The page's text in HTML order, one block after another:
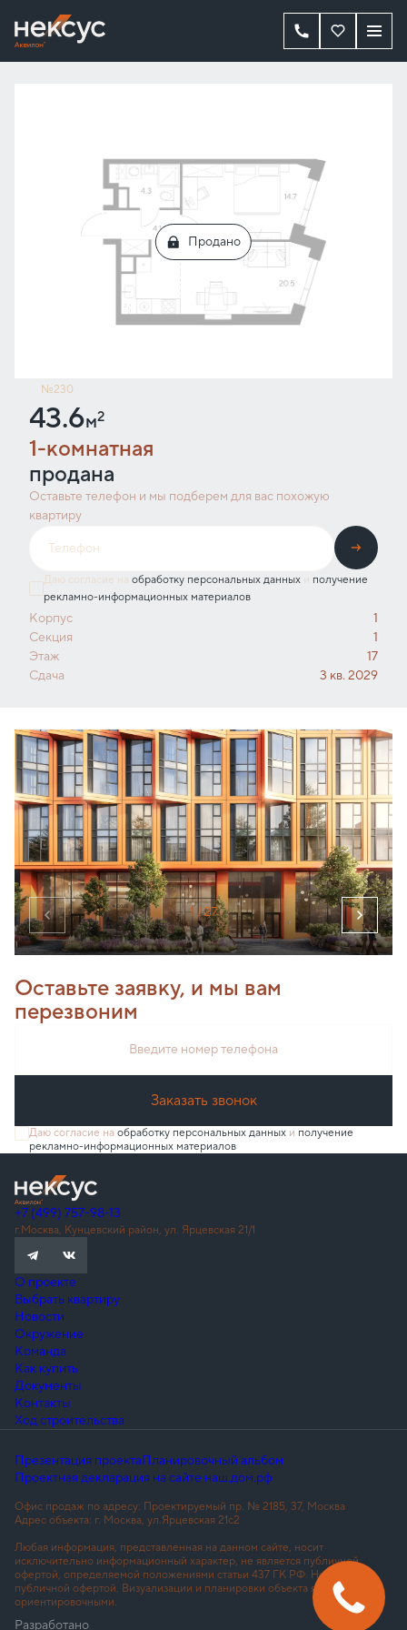
1-комнатная Цена по запросу
Продано
№230
43.6м2
1-комнатная
продана
Оставьте телефон и мы подберем для вас похожую
квартиру
Даю согласие на обработку персональных данныхи получение
рекламно-информационных материалов
Корпус
1
Секция
1
Этаж
17
Сдача
3 кв. 2029
1/ 27
Оставьте заявку, и мы вам
перезвоним
Введите номер телефона
Заказать звонок
Даю согласие на обработку персональных данныхи получение
рекламно-информационных материалов
+7 (499) 757-98-13
г.Москва, Кунцевский район, ул. Ярцевская 21/1
О проекте
Выбрать квартиру
Новости
Окружение
Команда
Как купить
Документы
Контакты
Ход строительства
Презентация проектаПланировочный альбом
Проектная декларация на сайте наш.дом.рф
Офис продаж по адресу: Проектируемый пр. № 2185, 37, Москва
Адрес объекта: г. Москва, ул.Ярцевская 21с2
Любая информация, представленная на данном сайте, носит
исключительно информационный характер, не является публичной
офертой, определяемой положениями статьи 437 ГК РФ. Не является
публичной офертой. Визуализации и планировки объекта являются
ориентировочными.
Разработано